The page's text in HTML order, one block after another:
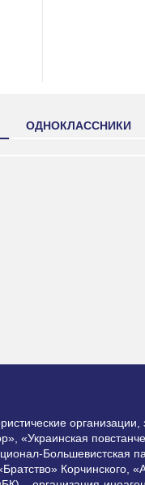
ОДНОКЛАССНИКИ
«Украинская
Большевистская